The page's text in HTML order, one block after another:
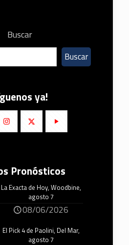
Buscar
Buscar
ya!
Pronósticos
La Exacta de Hoy, Woodbine,
agosto 7
08/06/2026
El Pick 4 de Paolini, Del Mar,
agosto 7